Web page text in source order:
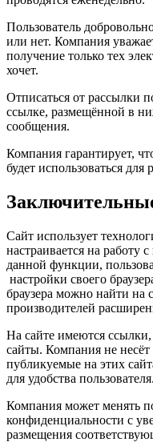
Пользователь
или нет. Компания
получение только тех
хочет.
Отписаться от рассылки
ссылке, размещённой в
сообщения.
Компания гарантирует,
будет использоваться для
Сайт использует
настраивается на работу
данной функции,
настройки своего
браузера можно найти на
производителей
На сайте имеются
сайты. Компания не несёт
публикуемые на этих
для удобства пользователя.
Компания может менять
конфиденциальности с
размещения